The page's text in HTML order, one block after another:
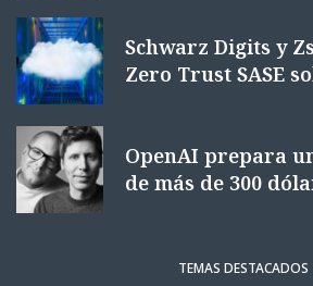
Schwarz Digits y
Zero Trust SASE
OpenAI prepara
de más de 300
TEMAS DESTACADOS